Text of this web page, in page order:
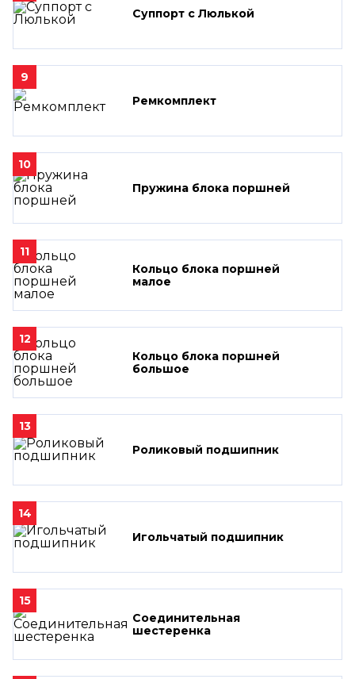
Суппорт с Люлькой
9
Ремкомплект
10
Пружина блока поршней
11
Кольцо блока поршней
малое
12
Кольцо блока поршней
большое
13
Роликовый подшипник
14
Игольчатый подшипник
15
Соединительная
шестеренка